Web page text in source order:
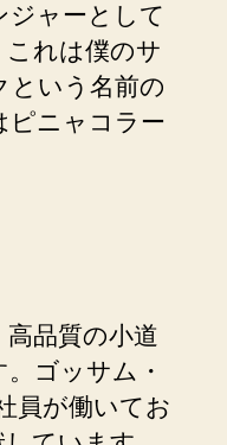
ジャーとして
れは僕のサ
という名前の
ピニャコラー
品質の小道
ゴッサム・
員が働いてお